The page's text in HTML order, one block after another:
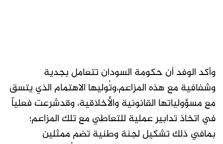
وأكد الوفد أن حكومة السودان تتعامل بجدية
وشفافية مع هذه المزاعم،وتُوليها الاهتمام الذي يتسق
مع مسؤولياتها القانونية والأخلاقية، وقدشرعت فعلياً
في اتخاذ تدابير عملية للتعاطي مع تلك المزاعم؛
بمافي ذلك تشكيل لجنة وطنية تضم ممثلين